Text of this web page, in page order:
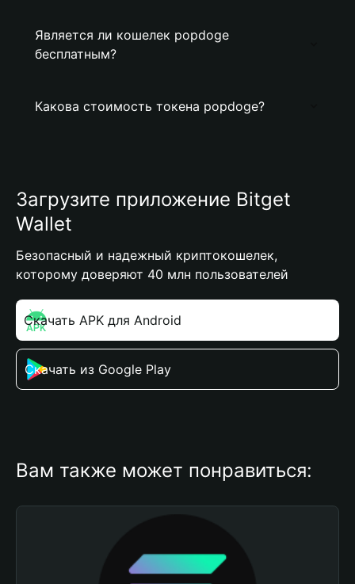
Является ли кошелек popdoge
бесплатным?
Какова стоимость токена popdoge?
Загрузите приложение Bitget
Wallet
Безопасный и надежный криптокошелек,
которому доверяют 40 млн пользователей
Скачать APK для Android
Скачать из Google Play
Вам также может понравиться: